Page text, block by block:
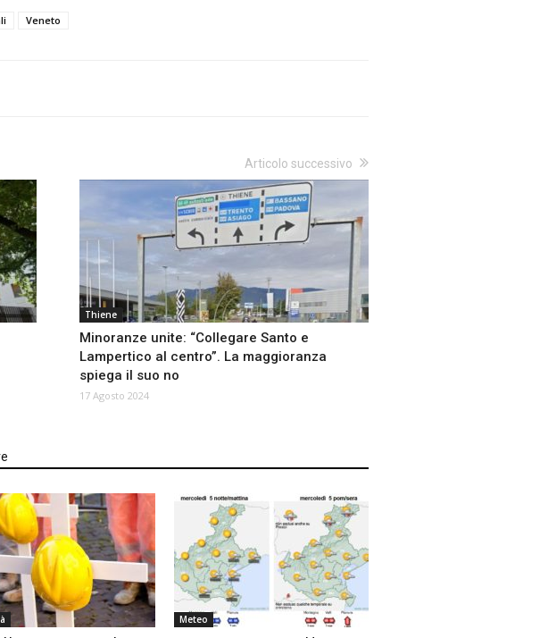
Veneto
Articolo successivo
Thiene
Minoranze unite: “Collegare Santo e
Lampertico al centro”. La maggioranza
spiega il suo no
17 Agosto 2024
Meteo